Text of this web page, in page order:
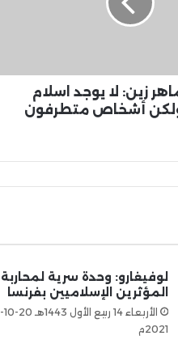
زين: لا يوجد اسلام
أشخاص متطرفون
لوفيغارو: وحدة سرية لمحاربة
المؤثرين الإسلاميين بفرنسا
الأربعاء 14 ربيع الأول 1443هـ 20-10-
2021م